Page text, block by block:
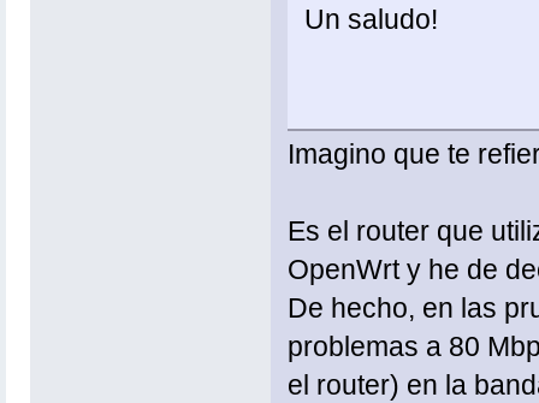
Un saludo!
Imagino que te
Es el router que
OpenWrt y he de
De hecho, en las
problemas a 80
el router) en la